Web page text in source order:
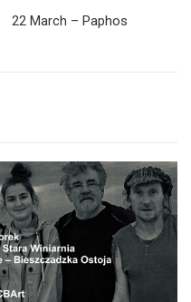
22 March – Paphos